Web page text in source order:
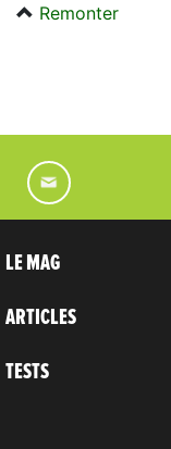
Remonter
LE MAG
ARTICLES
TESTS